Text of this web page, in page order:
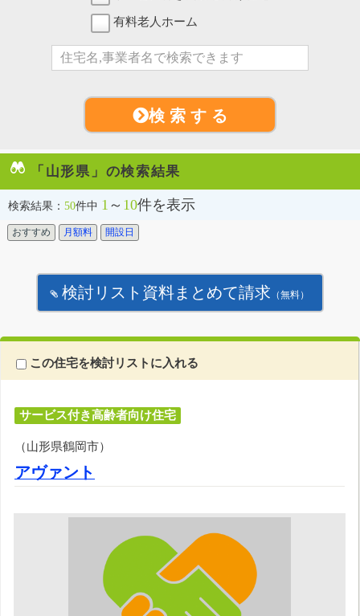
有料老人ホーム
検 索 す る
「山形県」の検索結果
検索結果： 50件中 1 ～ 10件を表示
おすすめ 月額料 開設日
検討リスト資料まとめて請求 （無料）
この住宅を検討リストに入れる
サービス付き高齢者向け住宅
（山形県鶴岡市）
アヴァント